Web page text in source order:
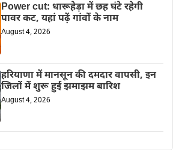
Power cut: धारूहेड़ा में छह घंटे रहेगी
पावर कट, यहां पढ़ें गांवों के नाम
August 4, 2026
हरियाणा में मानसून की दमदार वापसी, इन
जिलों में शुरू हुई झमाझम बारिश
August 4, 2026